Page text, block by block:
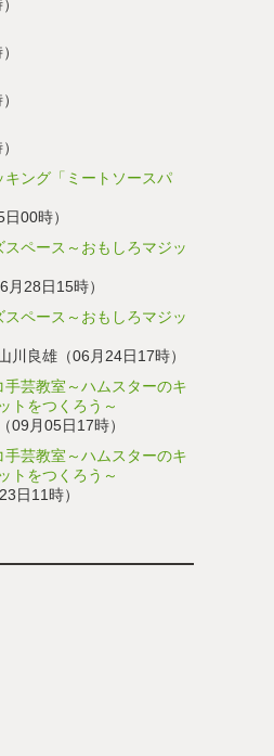
キング「ミートソースパ
00時）
ペース～おもしろマジッ
28日15時）
ペース～おもしろマジッ
良雄（06月24日17時）
手芸教室～ハムスターのキ
トをつくろう～
09月05日17時）
手芸教室～ハムスターのキ
トをつくろう～
日11時）